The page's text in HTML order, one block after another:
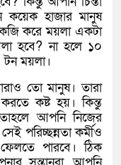
কয়েক হাজার মানুষ
করে ময়লা একটা
হবে? না হলে ১০
টন ময়লা।
তো মানুষ। তারা
কষ্ট হয়। কিন্তু
আপনি নিজের
পরিচ্ছন্নতা কর্মীও
পারবে। ঠিক